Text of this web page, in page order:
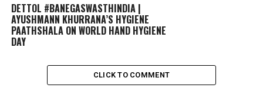
DETTOL #BANEGASWASTHINDIA |
AYUSHMANN KHURRANA’S HYGIENE
PAATHSHALA ON WORLD HAND HYGIENE
DAY
CLICK TO COMMENT